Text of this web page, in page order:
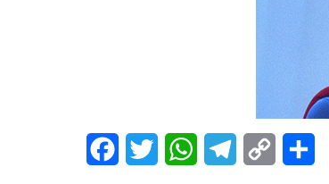
FacebookTwitter WhatsAppTelegram
Copy